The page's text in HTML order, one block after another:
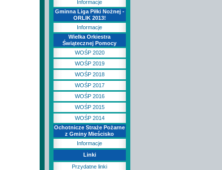
Informacje
Gminna Liga Piłki Nożnej -
ORLIK 2013!
Informacje
Wielka Orkiestra
Świątecznej Pomocy
WOŚP 2020
WOŚP 2019
WOŚP 2018
WOŚP 2017
WOŚP 2016
WOŚP 2015
WOŚP 2014
Ochotnicze Straże Pożarne
z Gminy Mieścisko
Informacje
Linki
Przydatne linki